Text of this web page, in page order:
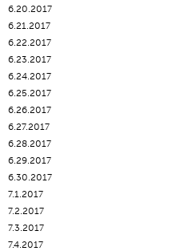
6.20.2017
6.21.2017
6.22.2017
6.23.2017
6.24.2017
6.25.2017
6.26.2017
6.27.2017
6.28.2017
6.29.2017
6.30.2017
7.1.2017
7.2.2017
7.3.2017
7.4.2017